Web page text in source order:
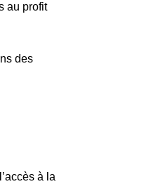
au profit
des
à la